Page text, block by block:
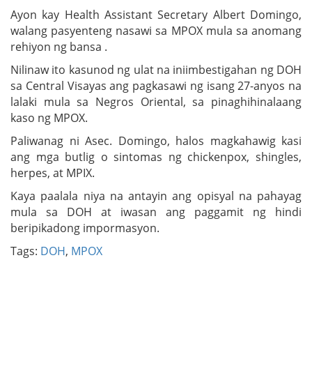
Ayon kay Health Assistant Secretary Albert Domingo,
walang pasyenteng nasawi sa MPOX mula sa anomang
rehiyon ng bansa .
Nilinaw ito kasunod ng ulat na iniimbestigahan ng DOH
sa Central Visayas ang pagkasawi ng isang 27-anyos na
lalaki mula sa Negros Oriental, sa pinaghihinalaang
kaso ng MPOX.
Paliwanag ni Asec. Domingo, halos magkahawig kasi
ang mga butlig o sintomas ng chickenpox, shingles,
herpes, at MPIX.
Kaya paalala niya na antayin ang opisyal na pahayag
mula sa DOH at iwasan ang paggamit ng hindi
beripikadong impormasyon.
Tags: DOH, MPOX